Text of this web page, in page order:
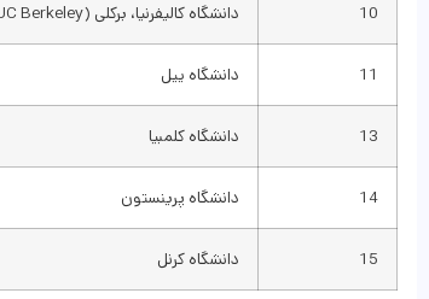
10 دانشگاه کالیفرنیا، برکلی (UC Berkeley)
11 دانشگاه ییل
13 دانشگاه کلمبیا
14 دانشگاه پرینستون
15 دانشگاه کرنل